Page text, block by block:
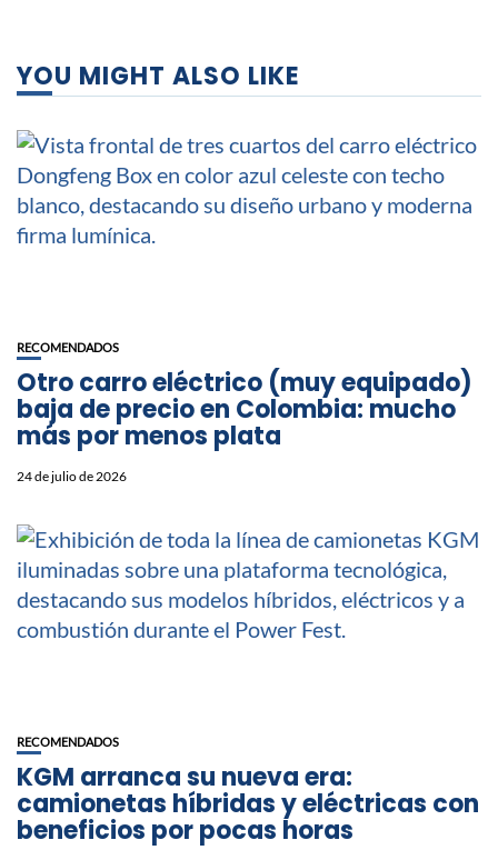
YOU MIGHT ALSO LIKE
RECOMENDADOS
Otro carro eléctrico (muy equipado)
baja de precio en Colombia: mucho
más por menos plata
24 de julio de 2026
RECOMENDADOS
KGM arranca su nueva era:
camionetas híbridas y eléctricas con
beneficios por pocas horas